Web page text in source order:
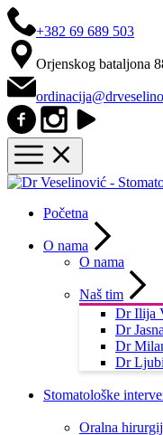
+382 69 689 503
Orjenskog bataljona
Početna
O nama
O nama
Naš tim
Dr Ilija
Dr
Dr
Dr
Stomatološke
Oralna